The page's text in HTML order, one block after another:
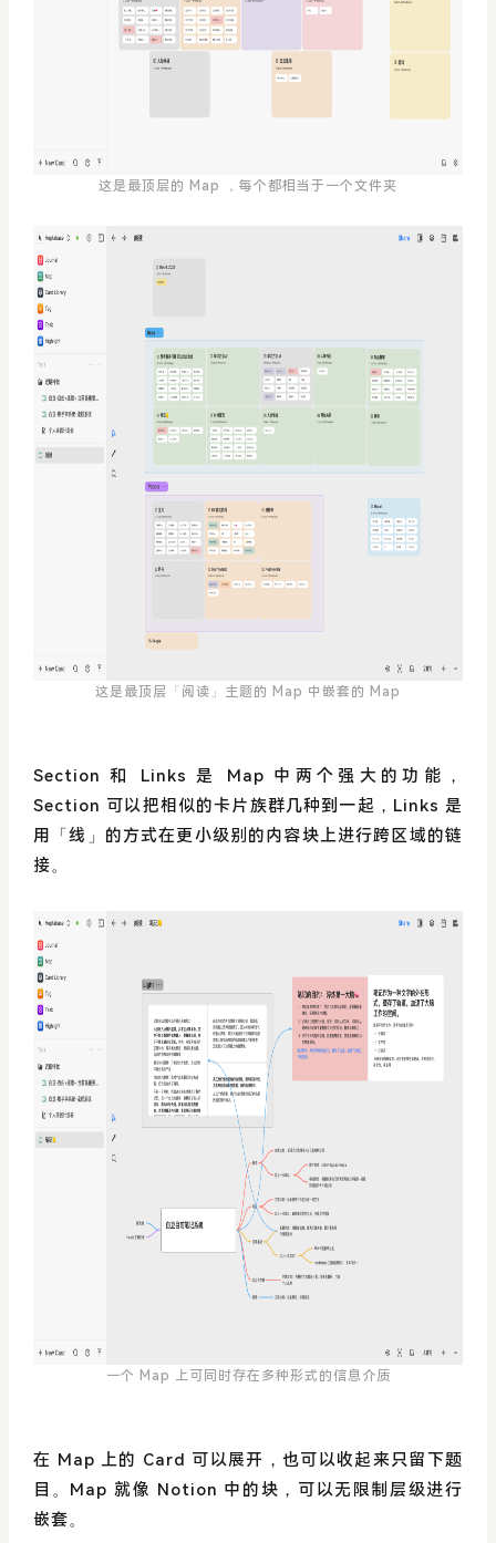
这是最顶层的 Map ，每个都相当于一个文件夹
这是最顶层「阅读」主题的 Map 中嵌套的 Map
Section 和 Links 是 Map 中两个强大的功能，
Section 可以把相似的卡片族群几种到一起，Links 是
用「线」的方式在更小级别的内容块上进行跨区域的链
接。
一个 Map 上可同时存在多种形式的信息介质
在 Map 上的 Card 可以展开，也可以收起来只留下题
目。Map 就像 Notion 中的块，可以无限制层级进行
嵌套。